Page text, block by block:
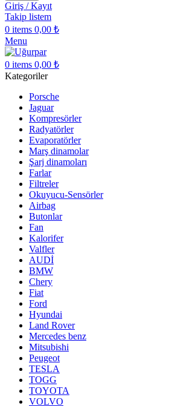
Giriş / Kayıt
Takip listem
0 items 0,00 ₺
Menu
0 items 0,00 ₺
Kategoriler
Porsche
Jaguar
Kompresörler
Radyatörler
Evaporatörler
Marş dinamolar
Şarj dinamoları
Farlar
Filtreler
Okuyucu-Sensörler
Airbag
Butonlar
Fan
Kalorifer
Valfler
AUDİ
BMW
Chery
Fiat
Ford
Hyundai
Land Rover
Mercedes benz
Mitsubishi
Peugeot
TESLA
TOGG
TOYOTA
VOLVO